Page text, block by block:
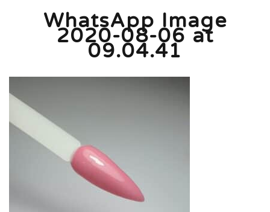
WhatsApp Image
2020-08-06 at
09.04.41